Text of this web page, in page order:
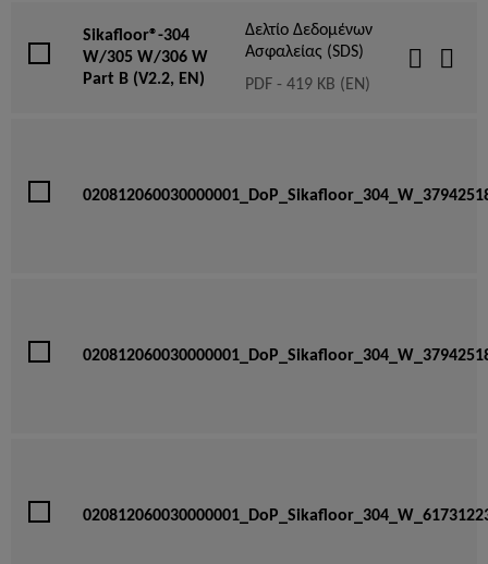
Sikafloor®-304
W/305 W/306 W
Part B (V2.2, EN)
Δελτίο Δεδομένων
Ασφαλείας (SDS)
PDF - 419 KB (EN)